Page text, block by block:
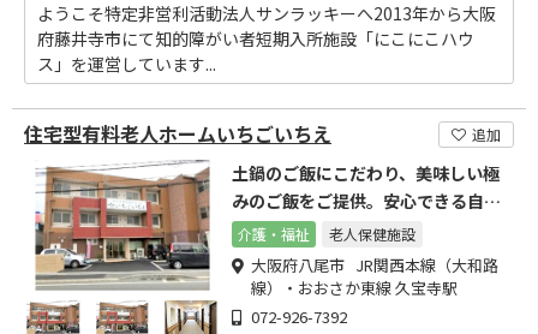
ようこそ特定非営利活動法人サンラッキーへ2013年から大阪
府藤井寺市にて知的障がい者短期入所施設「にこにこハウ
ス」を運営しています...
住宅型有料老人ホームいちごいちえ 追加
土鍋のご飯にこだわり、美味しい極
みのご飯をご提供。安心できる自由
な生活の尊重を目指します。
介護・福祉 老人保健施設
大阪府八尾市 JR関西本線（大和路
線）・おおさか東線 久宝寺駅
072-926-7392